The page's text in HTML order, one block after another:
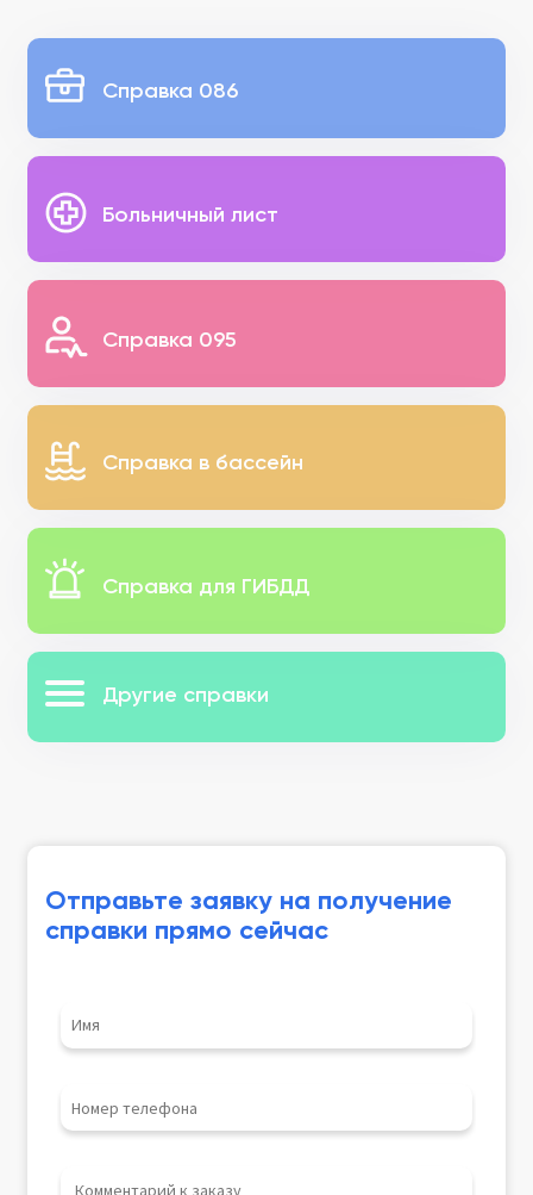
Справка 086
Больничный лист
Справка 095
Справка в бассейн
Справка для ГИБДД
Другие справки
Отправьте заявку на получение
справки прямо сейчас